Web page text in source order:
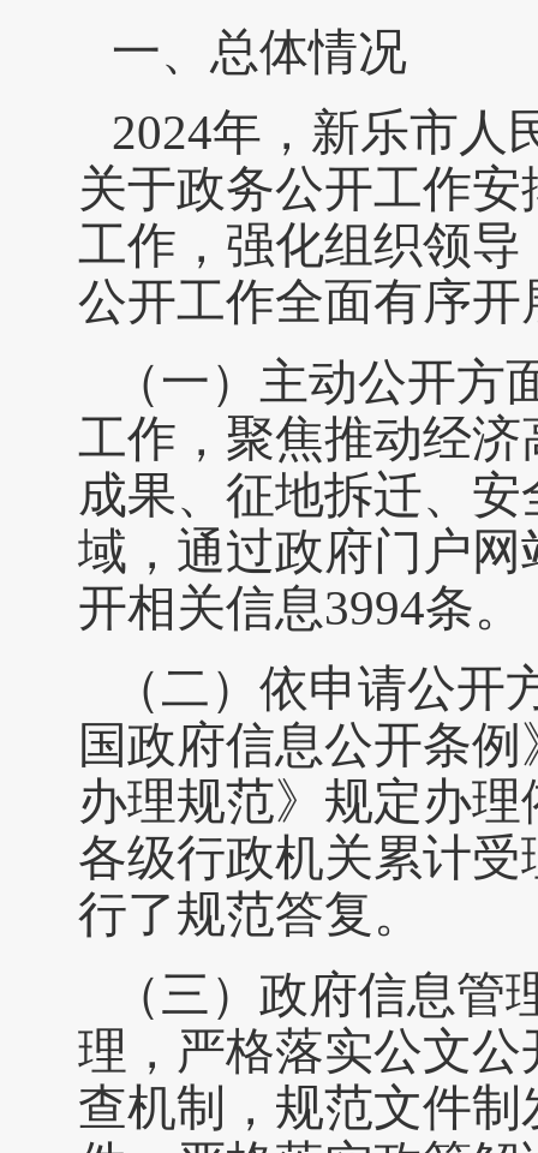
一、总体情况
2024年，新乐市人
关于政务公开工作
工作，强化组织领
公开工作全面有序
（一）主动公开
工作，聚焦推动经
成果、征地拆迁、
域，通过政府门户
开相关信息3994条。
（二）依申请公
国政府信息公开条
办理规范》规定办
各级行政机关累计
行了规范答复。
（三）政府信息
理，严格落实公文
查机制，规范文件